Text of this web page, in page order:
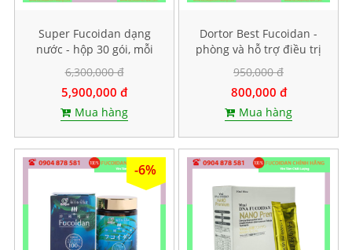
Super Fucoidan dạng
nước - hộp 30 gói, mỗi
gói chứa 100ml
6,300,000 đ
5,900,000 đ
Mua hàng
Dortor Best Fucoidan -
phòng và hỗ trợ điều trị
ung thư, hộp 60 viên
950,000 đ
800,000 đ
Mua hàng
-6%